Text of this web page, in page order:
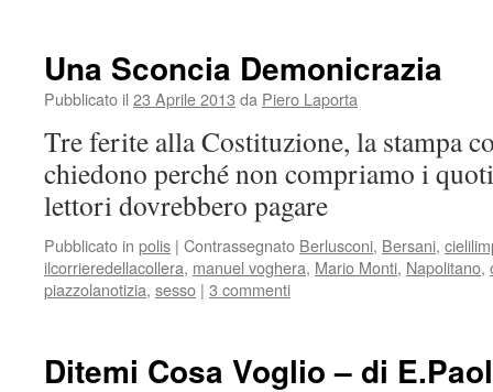
Una Sconcia Demonicrazia
Pubblicato il 23 Aprile 2013 da Piero Laporta
Tre ferite alla Costituzione, la stampa
chiedono perché non compriamo i
lettori dovrebbero pagare
Pubblicato in polis | Contrassegnato Berlusconi, Bersani,
ilcorrieredellacollera, manuel voghera, Mario Monti, Napolitano,
piazzolanotizia, sesso | 3 commenti
Ditemi Cosa Voglio – di